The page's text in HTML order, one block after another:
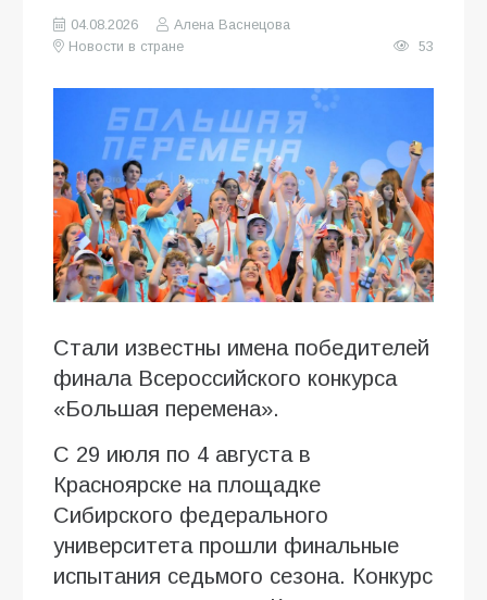
04.08.2026
Алена Васнецова
Новости в стране
53
Стали известны имена победителей
финала Всероссийского конкурса
«Большая перемена».
С 29 июля по 4 августа в
Красноярске на площадке
Сибирского федерального
университета прошли финальные
испытания седьмого сезона. Конкурс